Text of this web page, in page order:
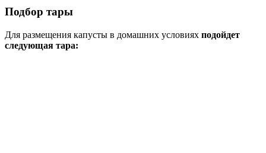
Подбор тары
Для размещения капусты в домашних условиях подойдет
следующая тара: